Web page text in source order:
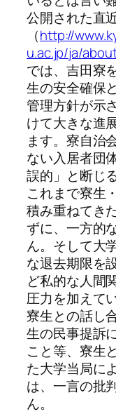
公開された直
（http://
u.ac.jp/ja/
では、吉田寮
生の安全確保
管理方針が示
けて大きな進
ます。寮自治
ない入居者団
誤的」と断じ
これまで寮生
積み重ねてき
ずに、一方的
ん。そして大
な退去期限を
ど私的な人間
圧力を加えて
寮生との話し
生の民事提訴
こと等、寮生
た大学当局に
は、一言の批
ん。